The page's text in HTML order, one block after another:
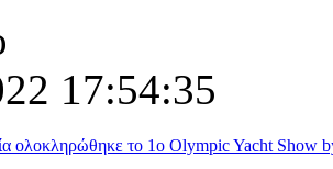
17:54:35